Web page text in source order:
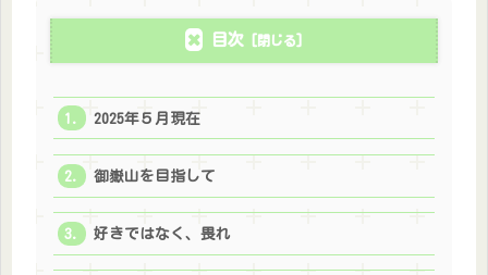
目次
2025年５月現在
御嶽山を目指して
好きではなく、畏れ